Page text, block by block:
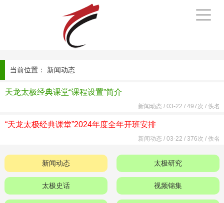
手
机
当前位置： 新闻动态
天龙太极经典课堂“课程设置”简介
新闻动态 / 03-22 / 497次 / 佚名
“天龙太极经典课堂”2024年度全年开班安排
新闻动态 / 03-22 / 376次 / 佚名
新闻动态 太极研究
太极史话 视频锦集